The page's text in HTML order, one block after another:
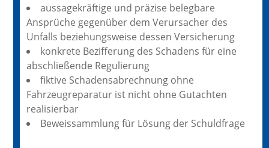
aussagekräftige und präzise belegbare
Ansprüche gegenüber dem Verursacher des
Unfalls beziehungsweise dessen Versicherung
konkrete Bezifferung des Schadens für eine
abschließende Regulierung
fiktive Schadensabrechnung ohne
Fahrzeugreparatur ist nicht ohne Gutachten
realisierbar
Beweissammlung für Lösung der Schuldfrage